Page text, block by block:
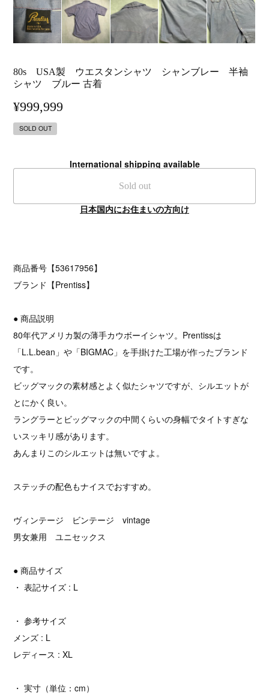
80s USA製 ウエスタンシャツ シャンブレー 半袖
シャツ ブルー 古着
¥999,999
SOLD OUT
International shipping available
Sold out
日本国内にお住まいの方向け
商品番号【53617956】
ブランド【Prentiss】
● 商品説明
80年代アメリカ製の薄手カウボーイシャツ。Prentissは
「L.L.bean」や「BIGMAC」を手掛けた工場が作ったブランド
です。
ビッグマックの素材感とよく似たシャツですが、シルエットが
とにかく良い。
ラングラーとビッグマックの中間くらいの身幅でタイトすぎな
いスッキリ感があります。
あんまりこのシルエットは無いですよ。
ステッチの配色もナイスでおすすめ。
ヴィンテージ ビンテージ vintage
男女兼用 ユニセックス
● 商品サイズ
・ 表記サイズ : L
・ 参考サイズ
メンズ : L
レディース : XL
・ 実寸（単位：cm）